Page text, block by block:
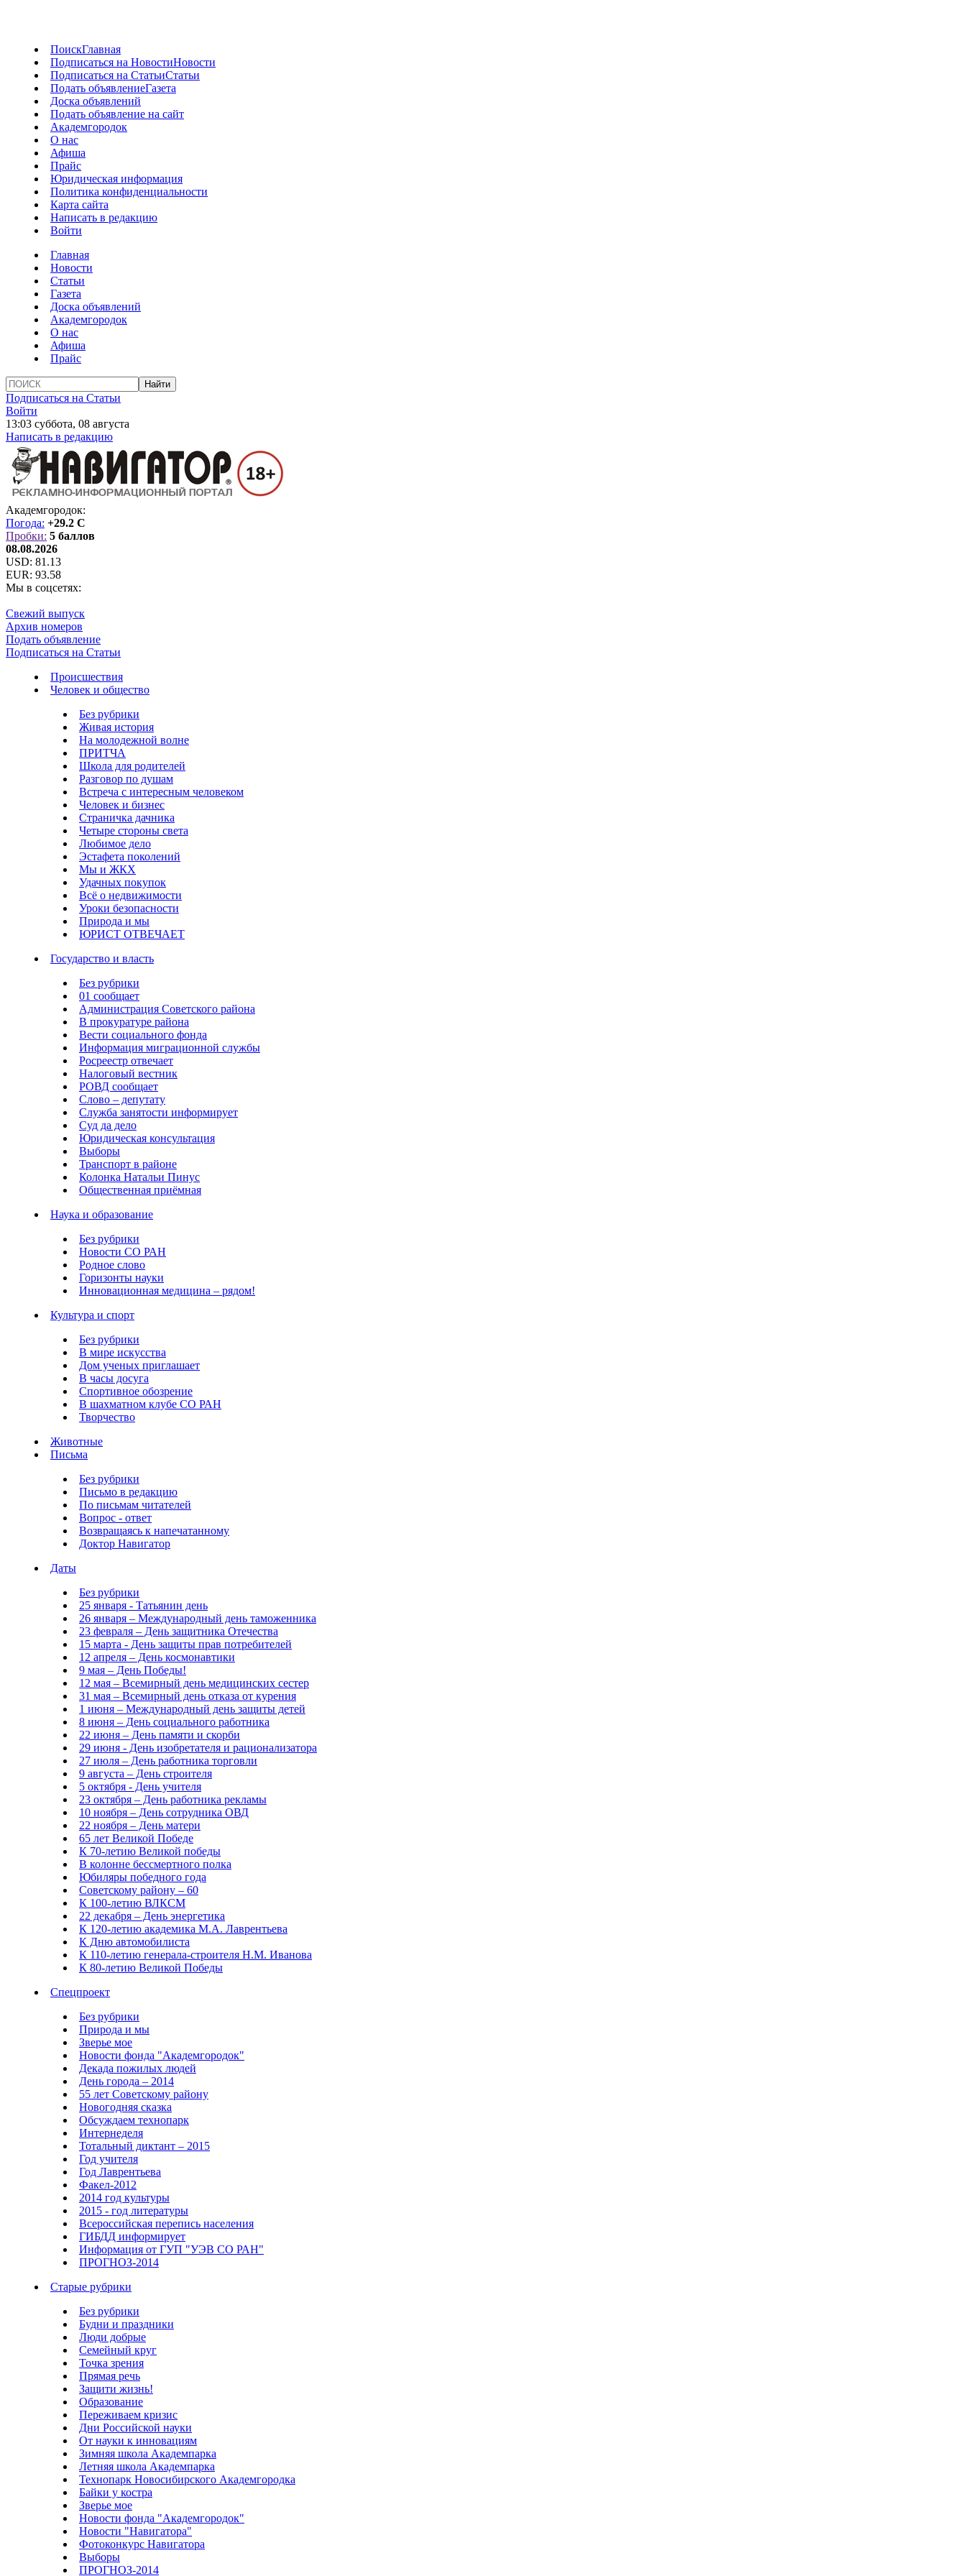
ПоискГлавная
Подписаться на НовостиНовости
Подписаться на СтатьиСтатьи
Подать объявлениеГазета
Доска объявлений
Подать объявление на сайт
Академгородок
О нас
Афиша
Прайс
Юридическая информация
Политика конфиденциальности
Карта сайта
Написать в редакцию
Войти
Главная
Новости
Статьи
Газета
Доска объявлений
Академгородок
О нас
Афиша
Прайс
Подписаться на Статьи
Войти
13:03 суббота, 08 августа
Написать в редакцию
Академгородок:
Погода: +29.2 C
Пробки: 5 баллов
08.08.2026
USD: 81.13
EUR: 93.58
Мы в соцсетях:
Свежий выпуск
Архив номеров
Подать объявление
Подписаться на Статьи
Происшествия
Человек и общество
Без рубрики
Живая история
На молодежной волне
ПРИТЧА
Школа для родителей
Разговор по душам
Встреча с интересным человеком
Человек и бизнес
Страничка дачника
Четыре стороны света
Любимое дело
Эстафета поколений
Мы и ЖКХ
Удачных покупок
Всё о недвижимости
Уроки безопасности
Природа и мы
ЮРИСТ ОТВЕЧАЕТ
Государство и власть
Без рубрики
01 сообщает
Администрация Советского района
В прокуратуре района
Вести социального фонда
Информация миграционной службы
Росреестр отвечает
Налоговый вестник
РОВД сообщает
Слово – депутату
Служба занятости информирует
Суд да дело
Юридическая консультация
Выборы
Транспорт в районе
Колонка Натальи Пинус
Общественная приёмная
Наука и образование
Без рубрики
Новости СО РАН
Родное слово
Горизонты науки
Инновационная медицина – рядом!
Культура и спорт
Без рубрики
В мире искусства
Дом ученых приглашает
В часы досуга
Спортивное обозрение
В шахматном клубе СО РАН
Творчество
Животные
Письма
Без рубрики
Письмо в редакцию
По письмам читателей
Вопрос - ответ
Возвращаясь к напечатанному
Доктор Навигатор
Даты
Без рубрики
25 января - Татьянин день
26 января – Международный день таможенника
23 февраля – День защитника Отечества
15 марта - День защиты прав потребителей
12 апреля – День космонавтики
9 мая – День Победы!
12 мая – Всемирный день медицинских сестер
31 мая – Всемирный день отказа от курения
1 июня – Международный день защиты детей
8 июня – День социального работника
22 июня – День памяти и скорби
29 июня - День изобретателя и рационализатора
27 июля – День работника торговли
9 августа – День строителя
5 октября - День учителя
23 октября – День работника рекламы
10 ноября – День сотрудника ОВД
22 ноября – День матери
65 лет Великой Победе
К 70-летию Великой победы
В колонне бессмертного полка
Юбиляры победного года
Советскому району – 60
К 100-летию ВЛКСМ
22 декабря – День энергетика
К 120-летию академика М.А. Лаврентьева
К Дню автомобилиста
К 110-летию генерала-строителя Н.М. Иванова
К 80-летию Великой Победы
Спецпроект
Без рубрики
Природа и мы
Зверье мое
Новости фонда "Академгородок"
Декада пожилых людей
День города – 2014
55 лет Советскому району
Новогодняя сказка
Обсуждаем технопарк
Интернеделя
Тотальный диктант – 2015
Год учителя
Год Лаврентьева
Факел-2012
2014 год культуры
2015 - год литературы
Всероссийская перепись населения
ГИБДД информирует
Информация от ГУП "УЭВ СО РАН"
ПРОГНОЗ-2014
Старые рубрики
Без рубрики
Будни и праздники
Люди добрые
Семейный круг
Точка зрения
Прямая речь
Защити жизнь!
Образование
Переживаем кризис
Дни Российской науки
От науки к инновациям
Зимняя школа Академпарка
Летняя школа Академпарка
Технопарк Новосибирского Академгородка
Байки у костра
Зверье мое
Новости фонда "Академгородок"
Новости "Навигатора"
Фотоконкурс Навигатора
Выборы
ПРОГНОЗ-2014